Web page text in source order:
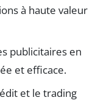
à haute valeur
publicitaires en
et efficace.
et le trading